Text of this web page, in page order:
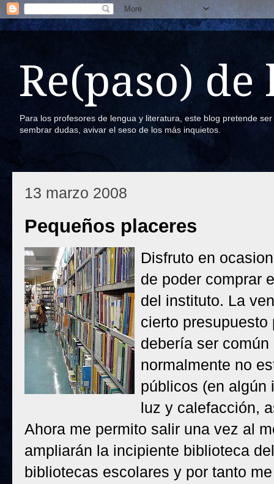
Re(paso) de
Para los profesores de lengua y literatura, este blog pretende
sembrar dudas, avivar el seso de los más inquietos.
13 marzo 2008
Pequeños placeres
Disfruto en
de poder comprar
del instituto. La
cierto
debería ser
normalmente no
públicos (en algún
luz y calefacción,
Ahora me permito salir una vez al
ampliarán la incipiente biblioteca
bibliotecas escolares y por tanto